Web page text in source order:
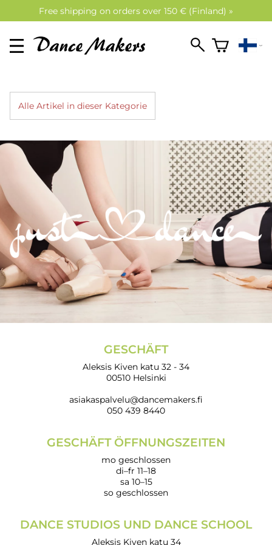
Free shipping on orders over 150 € (Finland) »
Alle Artikel in dieser Kategorie
GESCHÄFT
Aleksis Kiven katu 32 - 34
00510 Helsinki
asiakaspalvelu@dancemakers.fi
050 439 8440
GESCHÄFT ÖFFNUNGSZEITEN
mo geschlossen
di–fr 11–18
sa 10–15
so geschlossen
DANCE STUDIOS UND DANCE SCHOOL
Aleksis Kiven katu 34